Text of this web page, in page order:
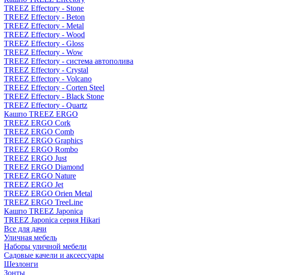
TREEZ Effectory - Stone
TREEZ Effectory - Beton
TREEZ Effectory - Metal
TREEZ Effectory - Wood
TREEZ Effectory - Gloss
TREEZ Effectory - Wow
TREEZ Effectory - система автополива
TREEZ Effectory - Crystal
TREEZ Effectory - Volcano
TREEZ Effectory - Corten Steel
TREEZ Effectory - Black Stone
TREEZ Effectory - Quartz
Кашпо TREEZ ERGO
TREEZ ERGO Cork
TREEZ ERGO Comb
TREEZ ERGO Graphics
TREEZ ERGO Rombo
TREEZ ERGO Just
TREEZ ERGO Diamond
TREEZ ERGO Nature
TREEZ ERGO Jet
TREEZ ERGO Orien Metal
TREEZ ERGO TreeLine
Кашпо TREEZ Japonica
TREEZ Japonica серия Hikari
Все для дачи
Уличная мебель
Наборы уличной мебели
Садовые качели и аксессуары
Шезлонги
Зонты